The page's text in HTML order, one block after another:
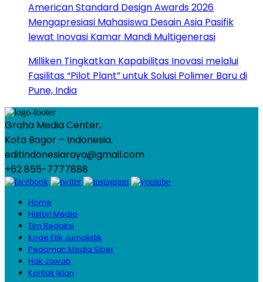
American Standard Design Awards 2026
Mengapresiasi Mahasiswa Desain Asia Pasifik
lewat Inovasi Kamar Mandi Multigenerasi
Milliken Tingkatkan Kapabilitas Inovasi melalui
Fasilitas “Pilot Plant” untuk Solusi Polimer Baru di
Pune, India
Graha Media Center,
Kota Bogor – Indonesia.
editindonesiaraya@gmail.com
+62 855-7777888
Home
Histori Media
Tim Redaksi
Kode Etik Jurnalistik
Pedoman Media Siber
Hak Jawab
Kontak Iklan